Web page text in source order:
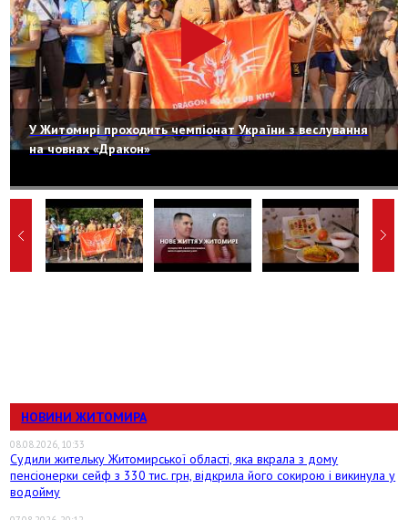
У Житомирі проходить чемпіонат України з веслування
на човнах «Дракон»
НОВИНИ ЖИТОМИРА
08.08.2026, 10:33
Судили жительку Житомирської області, яка вкрала з дому
пенсіонерки сейф з 330 тис. грн, відкрила його сокирою і викинула у
водойму